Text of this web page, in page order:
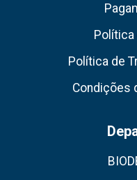
Política de
Condições